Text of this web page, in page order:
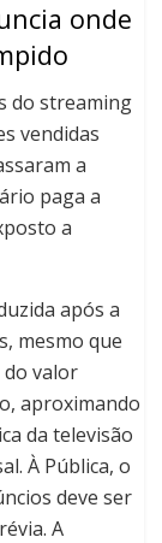
onde
do streaming
vendidas
a
paga a
a
após a
mesmo que
valor
aproximando
da televisão
À Pública, o
deve ser
A